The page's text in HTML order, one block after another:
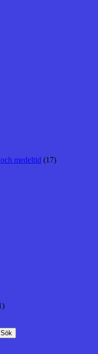
medeltid (17)